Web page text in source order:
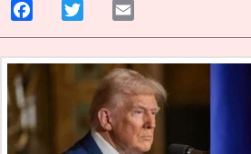
Facebook Twitter